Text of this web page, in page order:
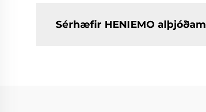
Sérhæfir HENIEMO